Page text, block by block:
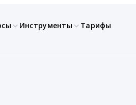
Инструменты Тарифы